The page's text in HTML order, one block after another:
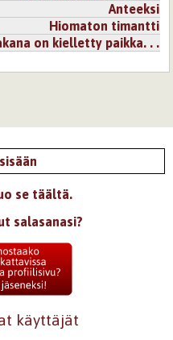
Anteeksi
Hiomaton timantti
on kielletty paikka. . .
se täältä.
salasanasi?
käyttäjät